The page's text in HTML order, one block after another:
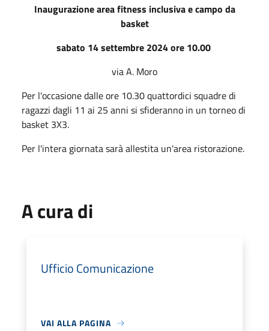
Inaugurazione area fitness inclusiva e campo da
basket
sabato 14 settembre 2024 ore 10.00
via A. Moro
Per l'occasione dalle ore 10.30 quattordici squadre di
ragazzi dagli 11 ai 25 anni si sfideranno in un torneo di
basket 3X3.
Per l'intera giornata sarà allestita un'area ristorazione.
A cura di
Ufficio Comunicazione
VAI ALLA PAGINA